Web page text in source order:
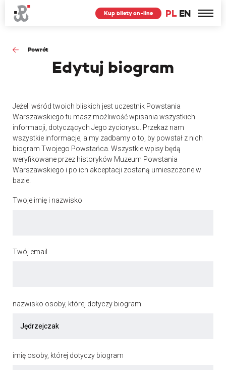
PL EN
Kup bilety on-line
Powrót
Edytuj biogram
Jeżeli wśród twoich bliskich jest uczestnik Powstania
Warszawskiego tu masz możliwość wpisania wszystkich
informacji, dotyczących Jego życiorysu. Przekaż nam
wszystkie informacje, a my zadbamy o to, by powstał z nich
biogram Twojego Powstańca. Wszystkie wpisy będą
weryfikowane przez historyków Muzeum Powstania
Warszawskiego i po ich akceptacji zostaną umieszczone w
bazie.
Twoje imię i nazwisko
Twój email
nazwisko osoby, której dotyczy biogram
imię osoby, której dotyczy biogram